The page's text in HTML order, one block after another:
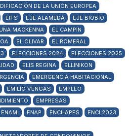
DE LA UNIÓN EUROPEA
EIFS EJE ALAMEDA
EJE BIOBÍO
MACKENNA
EL CAMPÍN
EL OLIVAR
EL ROMERAL
ELECCIONES 2024
ELECCIONES 2025
ELIS REGINA
ELLINIKON
EMERGENCIA HABITACIONAL
EMILIO VENGAS
EMPLEO
EMPRESAS
ENAMI ENAP ENCHAPES
ENCI 2023